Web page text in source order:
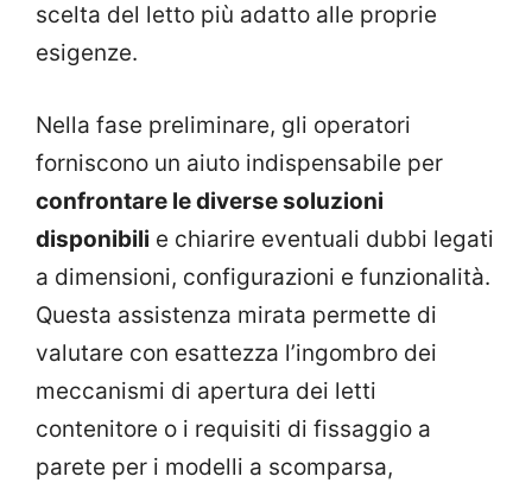
scelta del letto più adatto alle proprie
esigenze.
Nella fase preliminare, gli operatori
forniscono un aiuto indispensabile per
confrontare le diverse soluzioni
disponibili e chiarire eventuali dubbi legati
a dimensioni, configurazioni e funzionalità.
Questa assistenza mirata permette di
valutare con esattezza l’ingombro dei
meccanismi di apertura dei letti
contenitore o i requisiti di fissaggio a
parete per i modelli a scomparsa,